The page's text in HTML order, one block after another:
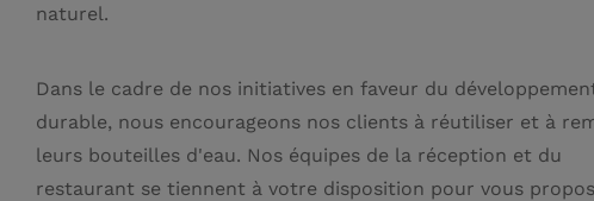
naturel.
Dans le cadre de nos initiatives en faveur du
durable, nous encourageons nos clients à réutiliser et à
leurs bouteilles d'eau. Nos équipes de la réception et du
restaurant se tiennent à votre disposition pour vous